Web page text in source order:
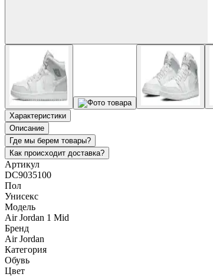
Характеристики
Описание
Где мы берем товары?
Как происходит доставка?
Артикул
DC9035100
Пол
Унисекс
Модель
Air Jordan 1 Mid
Бренд
Air Jordan
Категория
Обувь
Цвет